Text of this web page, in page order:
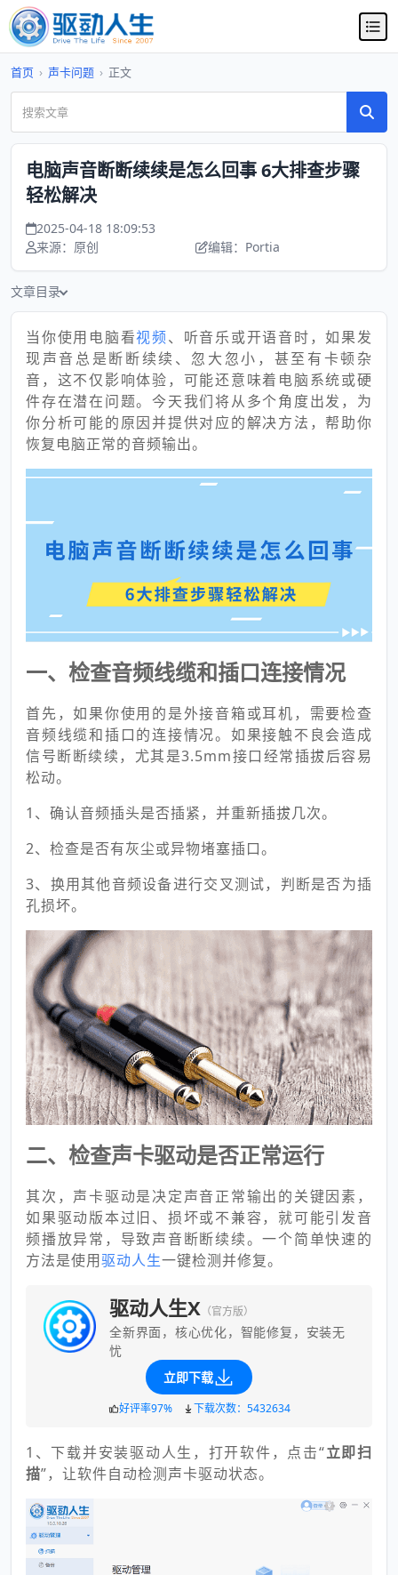
首页 › 声卡问题 › 正文
电脑声音断断续续是怎么回事 6大排查步骤
轻松解决
2025-04-18 18:09:53
来源：原创
编辑：Portia
文章目录
当你使用电脑看视频、听音乐或开语音时，如果发
现声音总是断断续续、忽大忽小，甚至有卡顿杂
音，这不仅影响体验，可能还意味着电脑系统或硬
件存在潜在问题。今天我们将从多个角度出发，为
你分析可能的原因并提供对应的解决方法，帮助你
恢复电脑正常的音频输出。
一、检查音频线缆和插口连接情况
首先，如果你使用的是外接音箱或耳机，需要检查
音频线缆和插口的连接情况。如果接触不良会造成
信号断断续续，尤其是3.5mm接口经常插拔后容易
松动。
1、确认音频插头是否插紧，并重新插拔几次。
2、检查是否有灰尘或异物堵塞插口。
3、换用其他音频设备进行交叉测试，判断是否为插
孔损坏。
二、检查声卡驱动是否正常运行
其次，声卡驱动是决定声音正常输出的关键因素，
如果驱动版本过旧、损坏或不兼容，就可能引发音
频播放异常，导致声音断断续续。一个简单快速的
方法是使用驱动人生一键检测并修复。
驱动人生X （官方版）
全新界面，核心优化，智能修复，安装无
忧
立即下载
好评率97% 下载次数：5432634
1、下载并安装驱动人生，打开软件，点击“立即扫
描”，让软件自动检测声卡驱动状态。